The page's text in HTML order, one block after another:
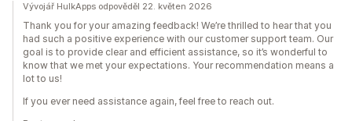
Vývojář HulkApps odpověděl 22. květen 2026
Thank you for your amazing feedback! We’re thrilled to hear that you
had such a positive experience with our customer support team. Our
goal is to provide clear and efficient assistance, so it’s wonderful to
know that we met your expectations. Your recommendation means a
lot to us!
If you ever need assistance again, feel free to reach out.